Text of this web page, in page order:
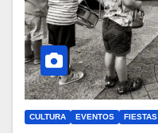
CULTURA EVENTOS FIESTAS